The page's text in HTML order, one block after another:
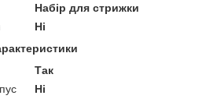
Набір для стрижки
Ні
Так
Ні